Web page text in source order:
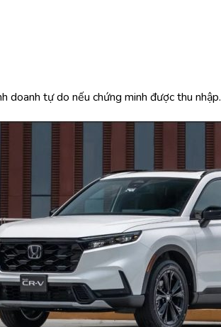
doanh tự do nếu chứng minh được thu nhập.